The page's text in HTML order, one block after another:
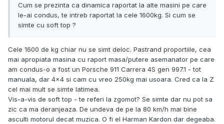
Cum se prezinta ca dinamica raportat la alte masini pe care
le-ai condus, te intreb raportat la cele 1600kg. Si cum se
simte cu soft top ?
Cele 1600 de kg chiar nu se simt deloc. Pastrand proportiile, cea
mai apropiata masina cu raport masa/putere asemanator pe care
am condus-o a fost un Porsche 911 Carrera 4S gen 997.1 - tot
manuala, dar 4x4 si cam cu vreo 250kg mai usoara. Cred ca la Z
cel mai mult se simte latimea.
Vis-a-vis de soft top - te referi la zgomot? Se simte dar nu pot sa
zic ca ma deranjeaza. De undeva de pe la 80 km/h mai bine
asculti motorul decat muzica. O fi el Harman Kardon dar degeaba.